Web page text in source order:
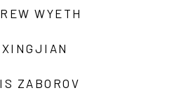
WYETH
XINGJIAN
ZABOROV